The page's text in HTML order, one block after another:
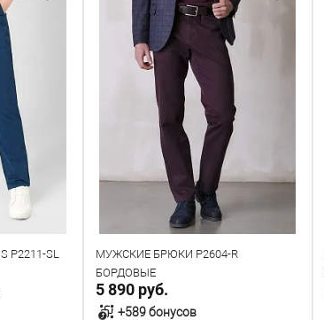
P2211-SL
МУЖСКИЕ БРЮКИ P2604-R
БОРДОВЫЕ
5 890 руб.
+589 бонусов